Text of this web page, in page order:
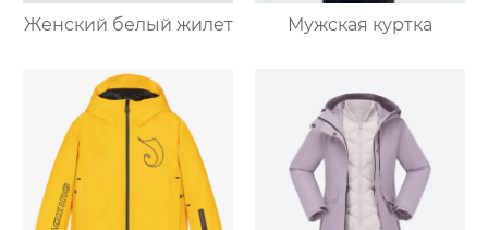
Женский белый жилет Мужская куртка